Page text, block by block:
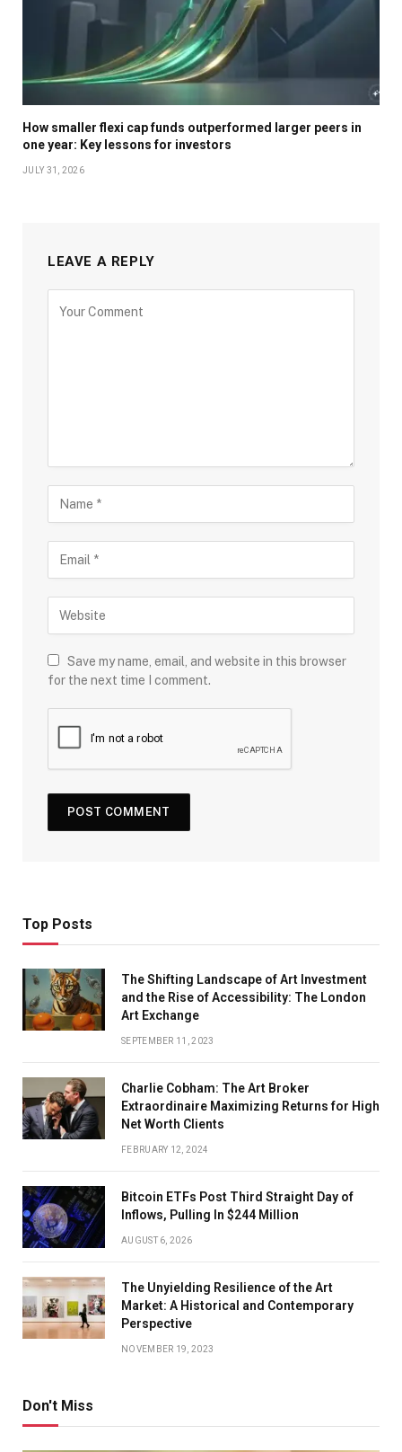
How smaller flexi cap funds outperformed larger peers in
one year: Key lessons for investors
JULY 31, 2026
LEAVE A REPLY
Save my name, email, and website in this browser
for the next time I comment.
Top Posts
The Shifting Landscape of Art Investment
and the Rise of Accessibility: The London
Art Exchange
SEPTEMBER 11, 2023
Charlie Cobham: The Art Broker
Extraordinaire Maximizing Returns for High
Net Worth Clients
FEBRUARY 12, 2024
Bitcoin ETFs Post Third Straight Day of
Inflows, Pulling In $244 Million
AUGUST 6, 2026
The Unyielding Resilience of the Art
Market: A Historical and Contemporary
Perspective
NOVEMBER 19, 2023
Don't Miss